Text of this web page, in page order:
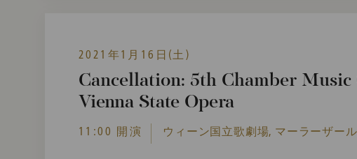
2021年1月16日(土)
Cancellation: 5th Chamber
Vienna State Opera
11:00 開演 ウィーン国立歌劇場, マーラーザー